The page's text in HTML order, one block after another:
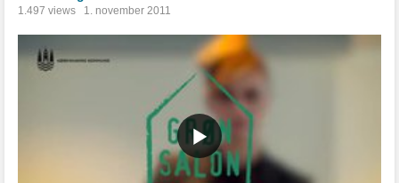
1.497 views 1. november 2011